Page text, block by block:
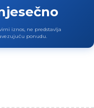
iznos, ne predstavlja
ponudu.